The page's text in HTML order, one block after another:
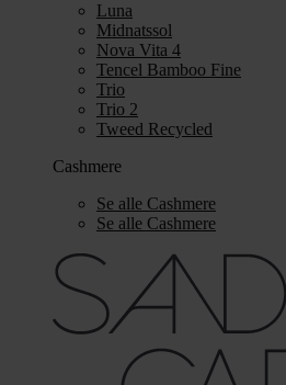
Luna
Midnatssol
Nova Vita 4
Tencel Bamboo Fine
Trio
Trio 2
Tweed Recycled
Cashmere
Se alle Cashmere
Se alle Cashmere